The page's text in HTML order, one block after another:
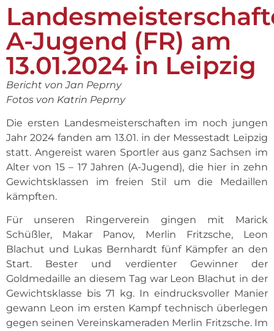
A-Jugend (FR) am
13.01.2024 in Leipzig
Bericht von Jan Peprny
Fotos von Katrin Peprny
Die ersten Landesmeisterschaften im noch jungen
Jahr 2024 fanden am 13.01. in der Messestadt Leipzig
statt. Angereist waren Sportler aus ganz Sachsen im
Alter von 15 – 17 Jahren (A-Jugend), die hier in zehn
Gewichtsklassen im freien Stil um die Medaillen
kämpften.
Für unseren Ringerverein gingen mit Marick
Schüßler, Makar Panov, Merlin Fritzsche, Leon
Blachut und Lukas Bernhardt fünf Kämpfer an den
Start. Bester und verdienter Gewinner der
Goldmedaille an diesem Tag war Leon Blachut in der
Gewichtsklasse bis 71 kg. In eindrucksvoller Manier
gewann Leon im ersten Kampf technisch überlegen
gegen seinen Vereinskameraden Merlin Fritzsche. Im